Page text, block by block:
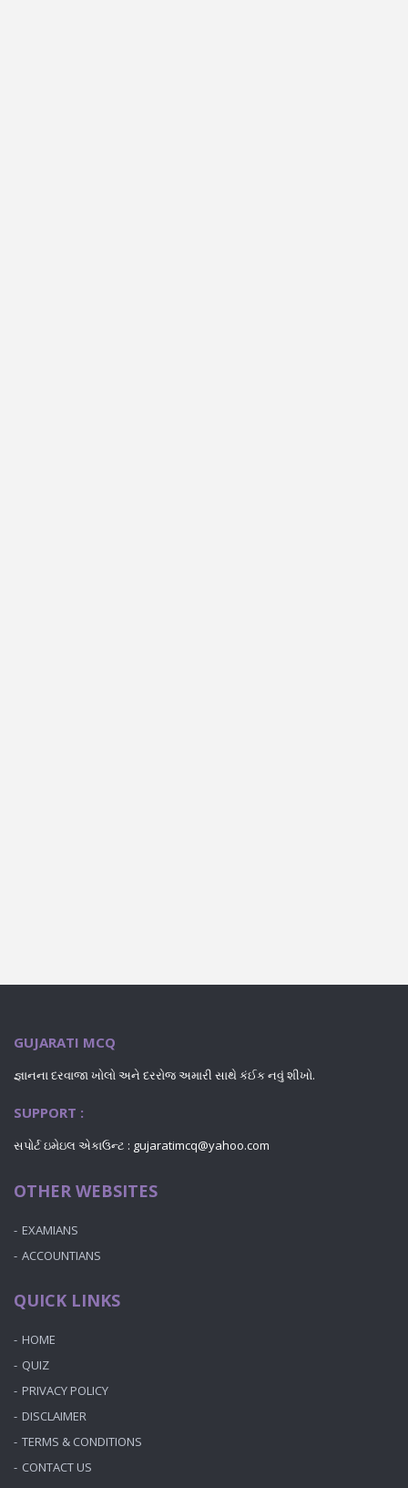
GUJARATI MCQ
જ્ઞાનના દરવાજા ખોલો અને દરરોજ અમારી સાથે કંઈક નવું શીખો.
SUPPORT :
સપોર્ટ ઇમેઇલ એકાઉન્ટ : gujaratimcq@yahoo.com
OTHER WEBSITES
EXAMIANS
ACCOUNTIANS
QUICK LINKS
HOME
QUIZ
PRIVACY POLICY
DISCLAIMER
TERMS & CONDITIONS
CONTACT US